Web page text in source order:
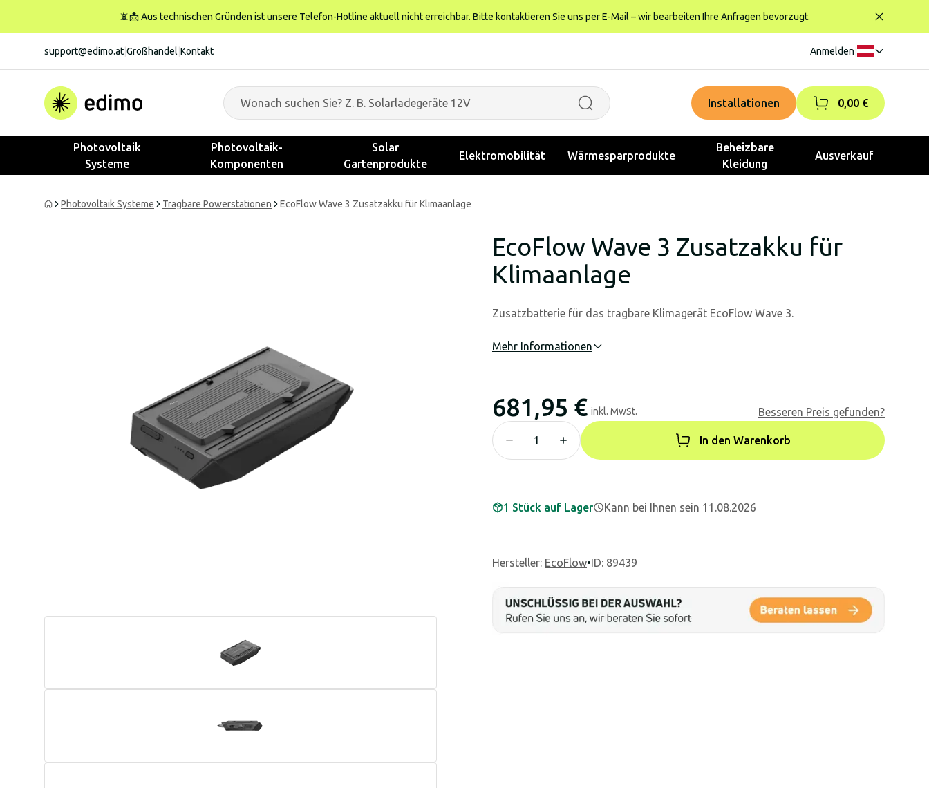
📵📩 Aus technischen Gründen ist unsere Telefon-Hotline aktuell nicht erreichbar. Bitte kontaktieren Sie uns per E-Mail – wir bearbeiten Ihre Anfragen bevorzugt.
support@edimo.at Großhandel Kontakt Anmelden
Installationen 0,00 €
Photovoltaik
Systeme
Photovoltaik-
Komponenten
Solar
Gartenprodukte
Elektromobilität Wärmesparprodukte
Beheizbare
Kleidung
Ausverkauf
Photovoltaik Systeme Tragbare Powerstationen EcoFlow Wave 3 Zusatzakku für Klimaanlage
EcoFlow Wave 3 Zusatzakku für
Klimaanlage
Zusatzbatterie für das tragbare Klimagerät EcoFlow Wave 3.
Mehr Informationen
681,95 € inkl. MwSt. Besseren Preis gefunden?
In den Warenkorb
1 Stück auf Lager Kann bei Ihnen sein 11.08.2026
Hersteller: EcoFlow•ID: 89439